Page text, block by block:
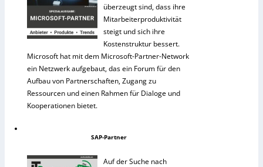
überzeugt sind, dass ihre
Mitarbeiterproduktivität
steigt und sich ihre
Kostenstruktur bessert.
Microsoft hat mit dem Microsoft-Partner-Network
ein Netzwerk aufgebaut, das ein Forum für den
Aufbau von Partnerschaften, Zugang zu
Ressourcen und einen Rahmen für Dialoge und
Kooperationen bietet.
SAP-Partner
Auf der Suche nach